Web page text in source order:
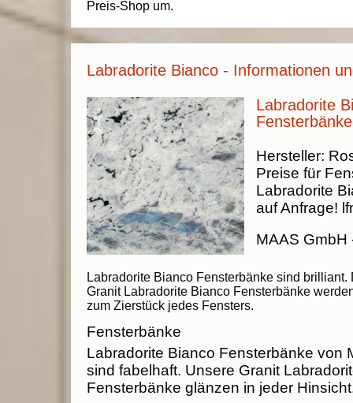
Preis-Shop um.
Labradorite Bianco - Informationen
Labradorite
Fensterbänke
Labradorite Bianco Fensterbänke sind brilliant.
Granit Labradorite Bianco Fensterbänke
zum Zierstück jedes Fensters.
Hersteller:
Preise für
Labradorite
auf Anfrage!
MAAS GmbH
Fensterbänke
Labradorite Bianco Fensterbänke von
sind fabelhaft. Unsere Granit
Fensterbänke glänzen in jeder